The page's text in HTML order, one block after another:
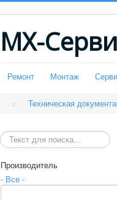
МХ-
Ремонт Монтаж
Техническая
Производитель
- Все -